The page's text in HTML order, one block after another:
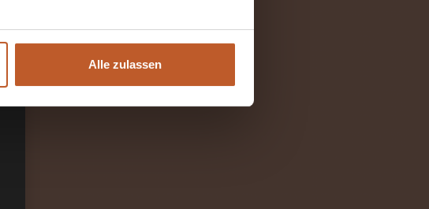
Alle zulassen